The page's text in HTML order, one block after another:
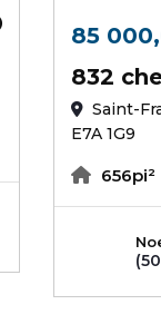
Ajouter au
85
832
Saint-
E7A 1G9
656pi²